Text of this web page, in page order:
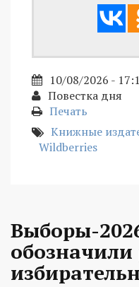
10/08/2026 -
Повестка дня
Печать
Книжные
Wildberries
Выборы-
обозначили